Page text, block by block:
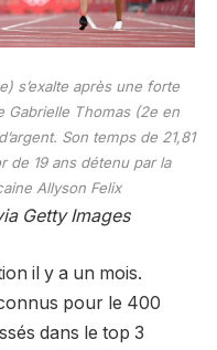
s’exalte après une forte
Gabrielle Thomas (2e en
Son temps de 21,81
de 19 ans détenu par la
Allyson Felix
Getty Images
il y a un mois.
pour le 400
dans le top 3